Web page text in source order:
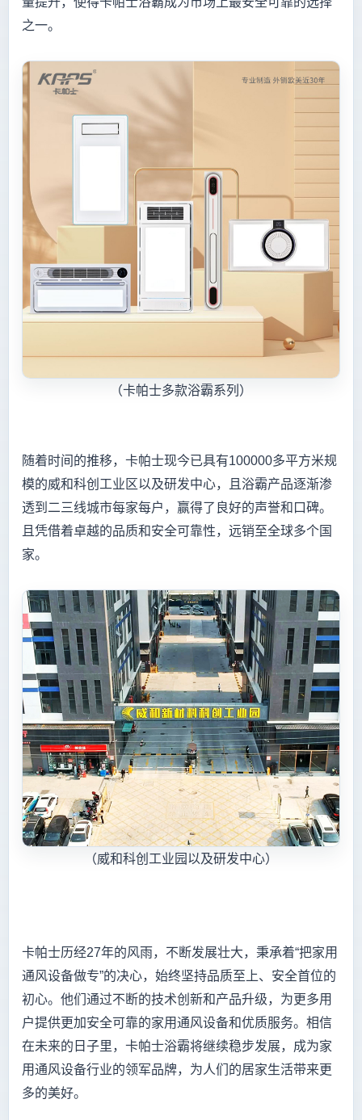
之一。
（卡帕士多款浴霸系列）
随着时间的推移，卡帕士现今已具有100000多平方米规
模的威和科创工业区以及研发中心，且浴霸产品逐渐渗
透到二三线城市每家每户，赢得了良好的声誉和口碑。
且凭借着卓越的品质和安全可靠性，远销至全球多个国
家。
（威和科创工业园以及研发中心）
卡帕士历经27年的风雨，不断发展壮大，秉承着“把家用
通风设备做专”的决心，始终坚持品质至上、安全首位的
初心。他们通过不断的技术创新和产品升级，为更多用
户提供更加安全可靠的家用通风设备和优质服务。相信
在未来的日子里，卡帕士浴霸将继续稳步发展，成为家
用通风设备行业的领军品牌，为人们的居家生活带来更
多的美好。